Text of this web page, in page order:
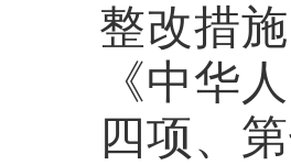
整改措施
《中华
四项、第